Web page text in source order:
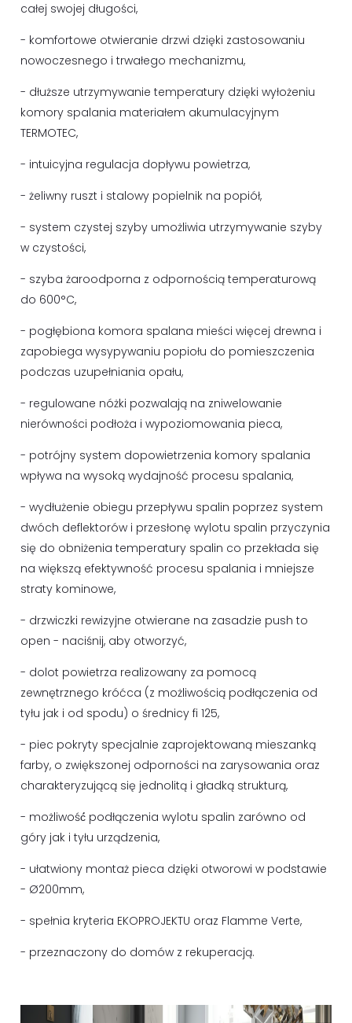
całej swojej długości,
- komfortowe otwieranie drzwi dzięki zastosowaniu
nowoczesnego i trwałego mechanizmu,
- dłuższe utrzymywanie temperatury dzięki wyłożeniu
komory spalania materiałem akumulacyjnym
TERMOTEC,
- intuicyjna regulacja dopływu powietrza,
- żeliwny ruszt i stalowy popielnik na popiół,
- system czystej szyby umożliwia utrzymywanie szyby
w czystości,
- szyba żaroodporna z odpornością temperaturową
do 600°C,
- pogłębiona komora spalana mieści więcej drewna i
zapobiega wysypywaniu popiołu do pomieszczenia
podczas uzupełniania opału,
- regulowane nóżki pozwalają na zniwelowanie
nierówności podłoża i wypoziomowania pieca,
- potrójny system dopowietrzenia komory spalania
wpływa na wysoką wydajność procesu spalania,
- wydłużenie obiegu przepływu spalin poprzez system
dwóch deflektorów i przesłonę wylotu spalin przyczynia
się do obniżenia temperatury spalin co przekłada się
na większą efektywność procesu spalania i mniejsze
straty kominowe,
- drzwiczki rewizyjne otwierane na zasadzie push to
open - naciśnij, aby otworzyć,
- dolot powietrza realizowany za pomocą
zewnętrznego króćca (z możliwością podłączenia od
tyłu jak i od spodu) o średnicy fi 125,
- piec pokryty specjalnie zaprojektowaną mieszanką
farby, o zwiększonej odporności na zarysowania oraz
charakteryzującą się jednolitą i gładką strukturą,
- możliwość́ podłączenia wylotu spalin zarówno od
góry jak i tyłu urządzenia,
- ułatwiony montaż pieca dzięki otworowi w podstawie
- Ø200mm,
- spełnia kryteria EKOPROJEKTU oraz Flamme Verte,
- przeznaczony do domów z rekuperacją.